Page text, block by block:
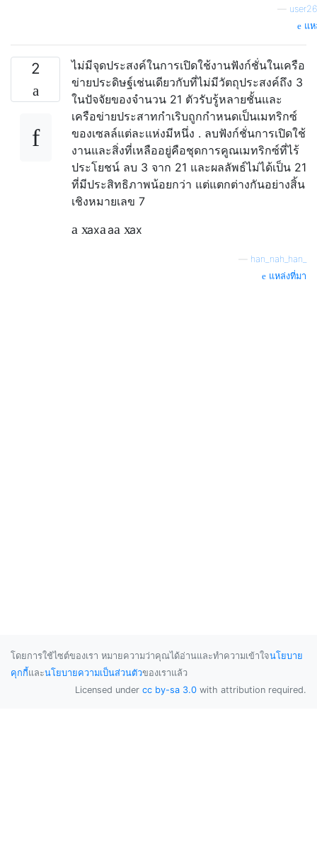
แ
2
ไม่มีจุดประสงค์ในการเปิดใช้งานฟังก์ชั่นในเครือ
ข่ายประดิษฐ์เช่นเดียวกับที่ไม่มีวัตถุประสงค์ถึง 3
ในปัจจัยของจำนวน 21 ตัวรับรู้หลายชั้นและ
เครือข่ายประสาทกำเริบถูกกำหนดเป็นเมทริกซ์
ของเซลล์แต่ละแห่งมีหนึ่ง . ลบฟังก์ชั่นการเปิดใช้
งานและสิ่งที่เหลืออยู่คือชุดการคูณเมทริกซ์ที่ไร้
ประโยชน์ ลบ 3 จาก 21 และผลลัพธ์ไม่ได้เป็น 21
ที่มีประสิทธิภาพน้อยกว่า แต่แตกต่างกันอย่างสิ้น
เชิงหมายเลข 7
a xaxaaaxax
han_nah_han_
แหล่งที่มา
โดยการใช้ไซต์ของเรา หมายความว่าคุณได้อ่านและทำความเข้าใจนโยบาย
คุกกี้และนโยบายความเป็นส่วนตัวของเราแล้ว
Licensed under cc by-sa 3.0 with attribution required.